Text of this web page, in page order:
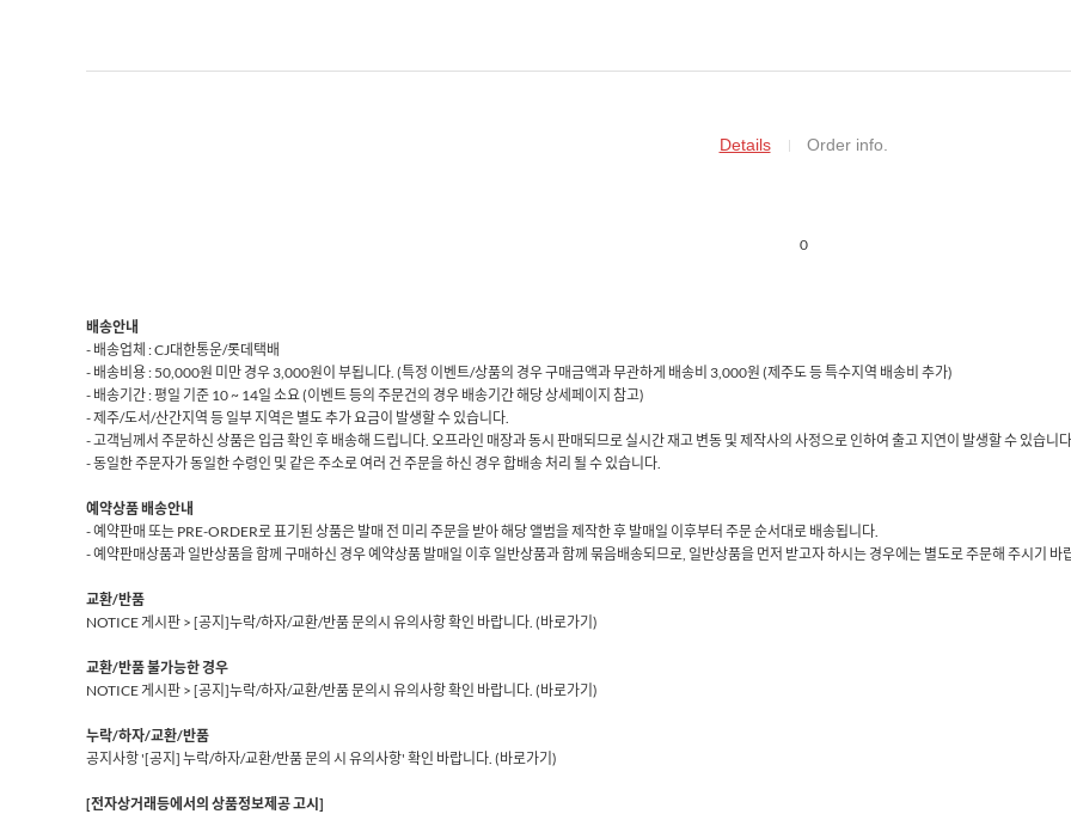
Details Order info.
0
배송안내
- 배송업체 : CJ대한통운/롯데택배
- 배송비용 : 50,000원 미만 경우 3,000원이 부됩니다. (특정 이벤트/상품의 경우 구매금액과 무관하게 배송비 3,000원 (제주도 등 특수지역 배송비 추가)
- 배송기간 : 평일 기준 10 ~ 14일 소요 (이벤트 등의 주문건의 경우 배송기간 해당 상세페이지 참고)
- 제주/도서/산간지역 등 일부 지역은 별도 추가 요금이 발생할 수 있습니다.
- 고객님께서 주문하신 상품은 입금 확인 후 배송해 드립니다. 오프라인 매장과 동시 판매되므로 실시간 재고 변동 및 제작사의 사정으로 인하여 출고 지연이 발생할 수 있습니
- 동일한 주문자가 동일한 수령인 및 같은 주소로 여러 건 주문을 하신 경우 합배송 처리 될 수 있습니다.
예약상품 배송안내
- 예약판매 또는 PRE-ORDER로 표기된 상품은 발매 전 미리 주문을 받아 해당 앨범을 제작한 후 발매일 이후부터 주문 순서대로 배송됩니다.
- 예약판매상품과 일반상품을 함께 구매하신 경우 예약상품 발매일 이후 일반상품과 함께 묶음배송되므로, 일반상품을 먼저 받고자 하시는 경우에는 별도로 주문해 주시기 바
교환/반품
NOTICE 게시판 > [공지]누락/하자/교환/반품 문의시 유의사항 확인 바랍니다. (바로가기)
교환/반품 불가능한 경우
NOTICE 게시판 > [공지]누락/하자/교환/반품 문의시 유의사항 확인 바랍니다. (바로가기)
누락/하자/교환/반품
공지사항 '[공지] 누락/하자/교환/반품 문의 시 유의사항' 확인 바랍니다. (바로가기)
[전자상거래등에서의 상품정보제공 고시]